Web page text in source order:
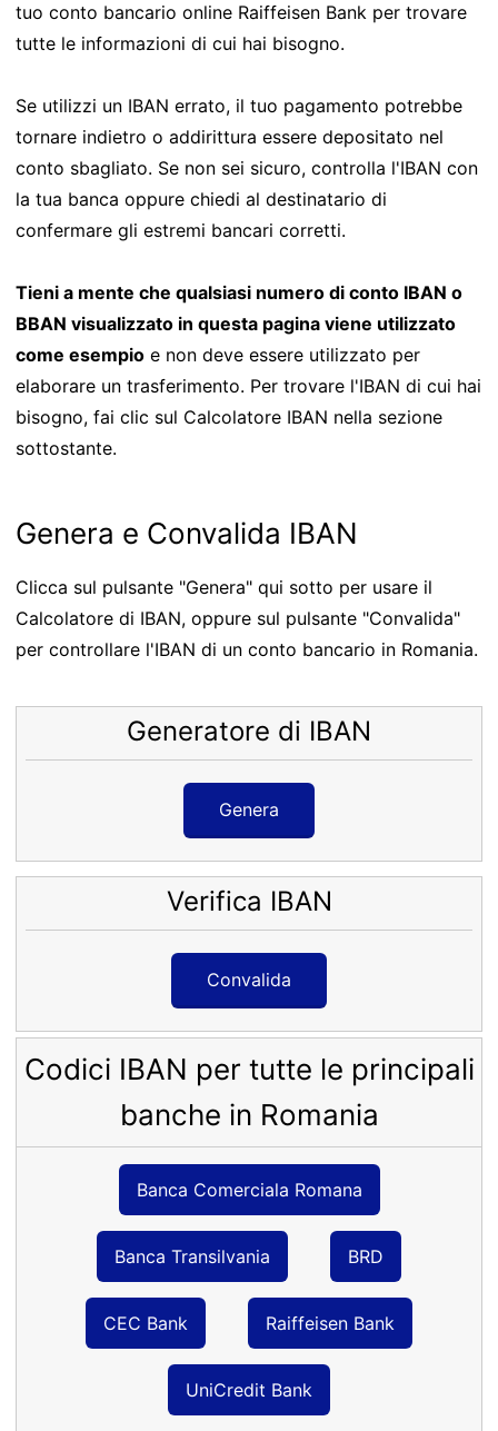
tuo conto bancario online Raiffeisen Bank per trovare
tutte le informazioni di cui hai bisogno.
Se utilizzi un IBAN errato, il tuo pagamento potrebbe
tornare indietro o addirittura essere depositato nel
conto sbagliato. Se non sei sicuro, controlla l'IBAN con
la tua banca oppure chiedi al destinatario di
confermare gli estremi bancari corretti.
Tieni a mente che qualsiasi numero di conto IBAN o
BBAN visualizzato in questa pagina viene utilizzato
come esempio e non deve essere utilizzato per
elaborare un trasferimento. Per trovare l'IBAN di cui hai
bisogno, fai clic sul Calcolatore IBAN nella sezione
sottostante.
Genera e Convalida IBAN
Clicca sul pulsante "Genera" qui sotto per usare il
Calcolatore di IBAN, oppure sul pulsante "Convalida"
per controllare l'IBAN di un conto bancario in Romania.
Generatore di IBAN
Genera
Verifica IBAN
Convalida
Codici IBAN per tutte le principali
banche in Romania
Banca Comerciala Romana
Banca Transilvania BRD
CEC Bank Raiffeisen Bank
UniCredit Bank